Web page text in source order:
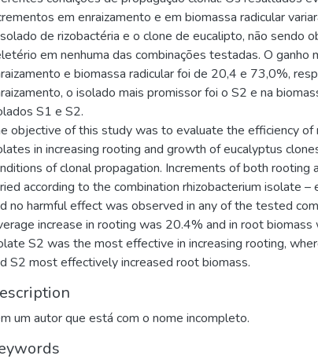
em enraizamento e em biomassa radicular
de rizobactéria e o clone de eucalipto, não sendo
em nenhuma das combinações testadas. O ganho
e biomassa radicular foi de 20,4 e 73,0%,
o isolado mais promissor foi o S2 e na
S1 e S2.
objective of this study was to evaluate the efficiency of
in increasing rooting and growth of eucalyptus
of clonal propagation. Increments of both rooting
according to the combination rhizobacterium isolate –
no harmful effect was observed in any of the tested
increase in rooting was 20.4% and in root biomass
S2 was the most effective in increasing rooting,
S2 most effectively increased root biomass.
um autor que está com o nome incompleto.